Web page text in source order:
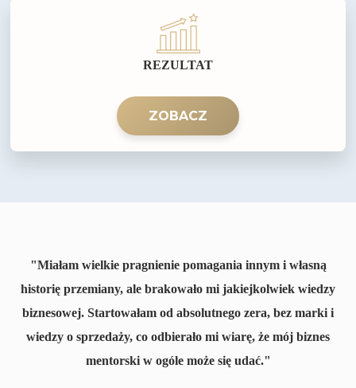
REZULTAT
ZOBACZ
"Miałam wielkie pragnienie pomagania innym i własną
historię przemiany, ale brakowało mi jakiejkolwiek wiedzy
biznesowej. Startowałam od absolutnego zera, bez marki i
wiedzy o sprzedaży, co odbierało mi wiarę, że mój biznes
mentorski w ogóle może się udać."